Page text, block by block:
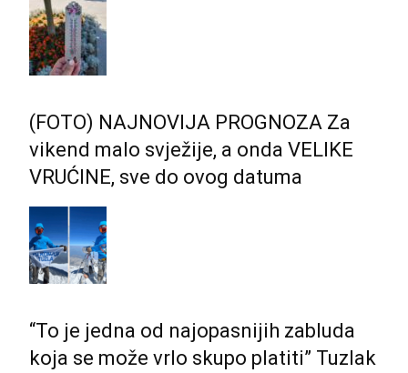
(FOTO) NAJNOVIJA PROGNOZA Za
vikend malo svježije, a onda VELIKE
VRUĆINE, sve do ovog datuma
“To je jedna od najopasnijih zabluda
koja se može vrlo skupo platiti” Tuzlak